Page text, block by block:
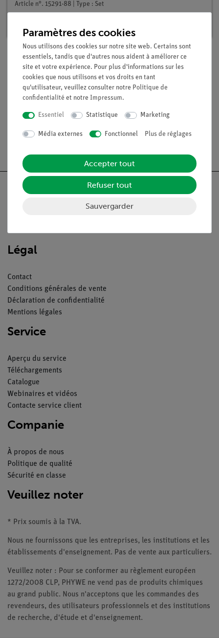
Article n°. 15291-88 | Type : Set
Contenu de livraison
Médias / Téléchargements
Légal
Contact
Conditions générales de vente
Déclaration de confidentialité
Mentions légales
Service
Aperçu du service
Téléchargements
Catalogue
Webinaires et vidéos
Contacte service client
Companie
À propos de nous
Politique de qualité
Sécurité en classe
Veuillez noter
* Prix soumis à la TVA.
Nous ne fournissons que les entreprises, les institutions et les
établissements d'enseignement. Pas de vente aux particuliers.
Veuillez noter : Pour se conformer au règlement européen
1272/2008 CLP, PHYWE ne vend pas de produits chimiques
au grand public. Nous n'acceptons que les commandes des
revendeurs, des utilisateurs professionnels et des institutions
de recherche, d'étude et d'enseignement.
Paramètres des cookies
Nous utilisons des cookies sur notre site web. Certains sont
essentiels, tandis que d'autres nous aident à améliorer ce
site et votre expérience. Pour plus d'informations sur les
cookies que nous utilisons et vos droits en tant
qu'utilisateur, veuillez consulter notre Politique de
confidentialité et notre Impressum.
Essentiel Statistique Marketing
Média externes Fonctionnel Plus de réglages
Accepter tout
Refuser tout
Sauvergarder